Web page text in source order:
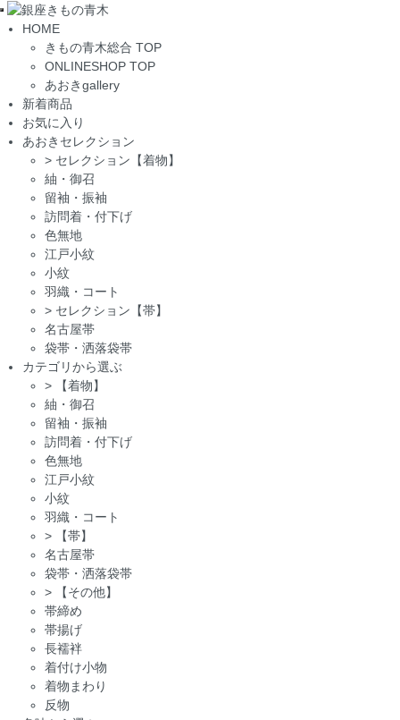
Toggle
navigation
HOME
きもの青木総合 TOP
ONLINESHOP TOP
あおきgallery
新着商品
お気に入り
あおきセレクション
> セレクション【着物】
紬・御召
留袖・振袖
訪問着・付下げ
色無地
江戸小紋
小紋
羽織・コート
> セレクション【帯】
名古屋帯
袋帯・洒落袋帯
カテゴリから選ぶ
>
【着物】
紬・御召
留袖・振袖
訪問着・付下げ
色無地
江戸小紋
小紋
羽織・コート
>
【帯】
名古屋帯
袋帯・洒落袋帯
>
【その他】
帯締め
帯揚げ
長襦袢
着付け小物
着物まわり
反物